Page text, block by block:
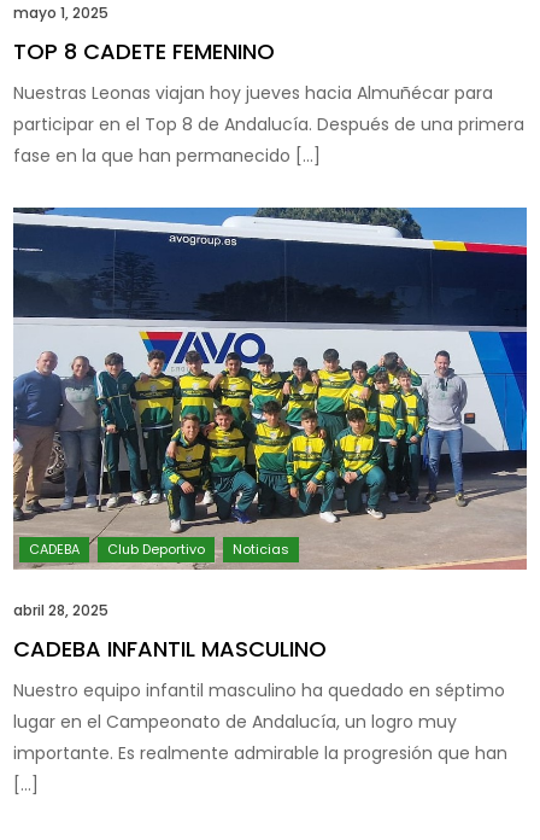
mayo 1, 2025
TOP 8 CADETE FEMENINO
Nuestras Leonas viajan hoy jueves hacia Almuñécar para
participar en el Top 8 de Andalucía. Después de una primera
fase en la que han permanecido […]
abril 28, 2025
CADEBA INFANTIL MASCULINO
Nuestro equipo infantil masculino ha quedado en séptimo
lugar en el Campeonato de Andalucía, un logro muy
importante. Es realmente admirable la progresión que han
[…]